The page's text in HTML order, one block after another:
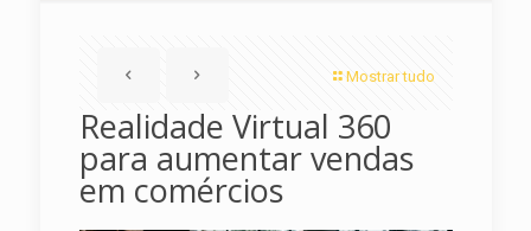
Mostrar tudo
Realidade Virtual 360
para aumentar vendas
em comércios